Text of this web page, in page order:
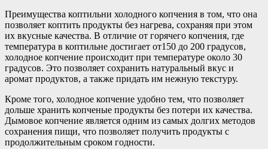
Преимущества коптильни холодного копчения в том, что она
позволяет коптить продукты без нагрева, сохраняя при этом
их вкусные качества. В отличие от горячего копчения, где
температура в коптильне достигает от150 до 200 градусов,
холодное копчение происходит при температуре около 30
градусов. Это позволяет сохранить натуральный вкус и
аромат продуктов, а также придать им нежную текстуру.
Кроме того, холодное копчение удобно тем, что позволяет
дольше хранить копченые продукты без потери их качества.
Дымовое копчение является одним из самых долгих методов
сохранения пищи, что позволяет получить продукты с
продолжительным сроком годности.